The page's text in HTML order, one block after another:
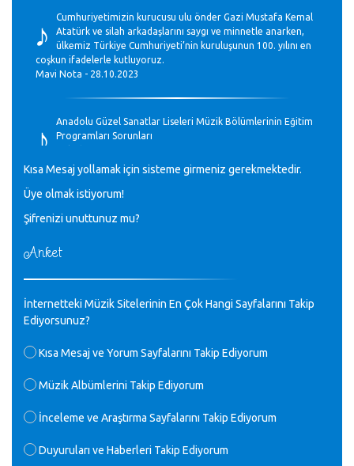
♪
Cumhuriyetimizin kurucusu ulu önder Gazi Mustafa Kemal
Atatürk ve silah arkadaşlarını saygı ve minnetle anarken,
ülkemiz Türkiye Cumhuriyeti’nin kuruluşunun 100. yılını en
coşkun ifadelerle kutluyoruz.
Mavi Nota - 28.10.2023
♪
Anadolu Güzel Sanatlar Liseleri Müzik Bölümlerinin Eğitim
Programları Sorunları
♪
GEÇMİŞ OLSUN TÜRKİYE!
Mavi Nota - 07.02.2023
♪
30 yıl sonra karşılaşmak çok güzel Kurtuluş, teveccüh
M.Semih Baylan - 08.01.2023
♪
Değerli Müfit hocama en içten sevgi saygılarımı iletin
yaptım.1994 yılında derginin bu daldaki ödülüne layık
görülmüştüm evde yıllar sonra plaketi buldum hadi bir
de verdiği ödülü değerli hocam arşivinde fotoğraf larımız ile
herkese en derin saygılarımı sunarım.Ne olur hocamın
Kısa Mesaj yollamak için sisteme girmeniz gerekmektedir.
Üye olmak istiyorum!
Şifrenizi unuttunuz mu?
Anket
İnternetteki Müzik Sitelerinin En Çok Hangi Sayfalarını Takip
Ediyorsunuz?
Kısa Mesaj ve Yorum Sayfalarını Takip Ediyorum
Müzik Albümlerini Takip Ediyorum
İnceleme ve Araştırma Sayfalarını Takip Ediyorum
Duyuruları ve Haberleri Takip Ediyorum